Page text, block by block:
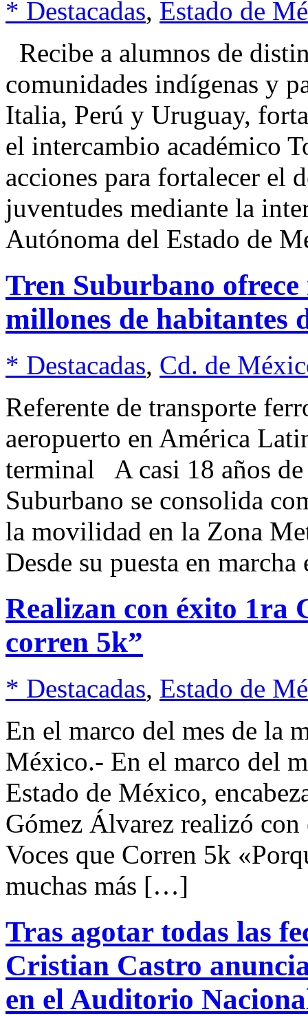
* Destacadas, Estado de
Recibe a alumnos de
comunidades indígenas y
Italia, Perú y Uruguay,
el intercambio académico
acciones para fortalecer el
juventudes mediante la
Autónoma del Estado de
Tren Suburbano
millones de habitantes
* Destacadas, Cd. de
Referente de transporte
aeropuerto en América
terminal A casi 18 años
Suburbano se consolida
la movilidad en la Zona
Desde su puesta en
Realizan con éxito 1ra
corren 5k”
* Destacadas, Estado de
En el marco del mes de
México.- En el marco del
Estado de México,
Gómez Álvarez realizó
Voces que Corren 5k
muchas más […]
Tras agotar todas las
Cristian Castro
en el Auditorio